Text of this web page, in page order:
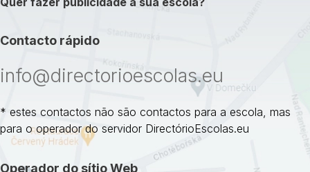
Contacto rápido
info@directorioescolas.eu
* estes contactos não são contactos para a escola, mas
para o operador do servidor DirectórioEscolas.eu
Operador do sítio Web